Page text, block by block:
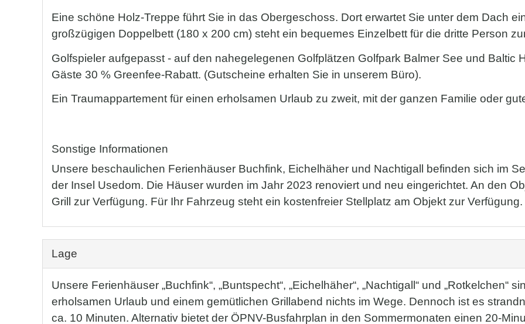
Eine schöne Holz-Treppe führt Sie in das Obergeschoss. Dort erwartet Sie unter dem Dach
großzügigen Doppelbett (180 x 200 cm) steht ein bequemes Einzelbett für die dritte Person
Golfspieler aufgepasst - auf den nahegelegenen Golfplätzen Golfpark Balmer See und Baltic
Gäste 30 % Greenfee-Rabatt. (Gutscheine erhalten Sie in unserem Büro).
Ein Traumappartement für einen erholsamen Urlaub zu zweit, mit der ganzen Familie oder
Sonstige Informationen
Unsere beschaulichen Ferienhäuser Buchfink, Eichelhäher und Nachtigall befinden sich
der Insel Usedom. Die Häuser wurden im Jahr 2023 renoviert und neu eingerichtet. An den
Grill zur Verfügung. Für Ihr Fahrzeug steht ein kostenfreier Stellplatz am Objekt zur Verfügung.
Lage
Unsere Ferienhäuser „Buchfink“, „Buntspecht“, „Eichelhäher“, „Nachtigall“ und
erholsamen Urlaub und einem gemütlichen Grillabend nichts im Wege. Dennoch ist es
ca. 10 Minuten. Alternativ bietet der ÖPNV-Busfahrplan in den Sommermonaten einen 20-